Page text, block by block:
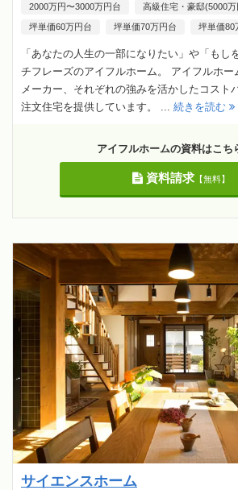
2000万円〜3000万円台 高級住宅・豪邸(5000万
坪単価60万円台 坪単価70万円台 坪単価80
「あなたの人生の一部になりたい」や「もし
チフレーズのアイフルホーム。 アイフルホー
メーカー、それぞれの強みを活かしたコスト
注文住宅を提供しています。 ... 続きを読む
アイフルホームの資料はこち
資料請求【無料】
サイエンスホーム